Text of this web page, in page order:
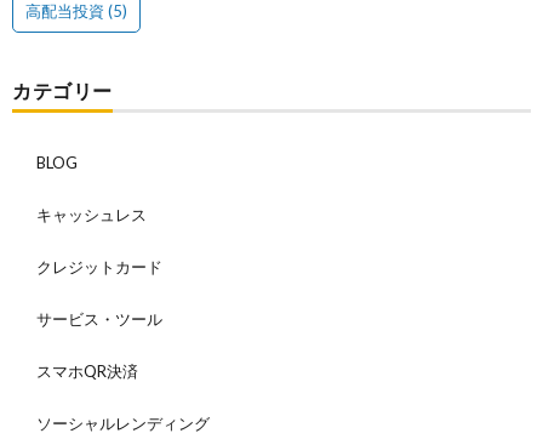
高配当投資 (5)
カテゴリー
BLOG
キャッシュレス
クレジットカード
サービス・ツール
スマホQR決済
ソーシャルレンディング